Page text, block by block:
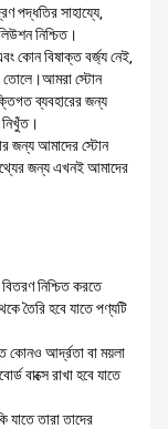
পদ্ধতির সাহায্যে,
নিশ্চিত।
কোন বিষাক্ত বর্জ্য নেই,
তোলে।আমরা স্টোন
ব্যবহারের জন্য
জন্য আমাদের স্টোন
জন্য এখনই আমাদের
নিশ্চিত করতে
তৈরি হবে যাতে পণ্যটি
কোনও আর্দ্রতা বা ময়লা
বাক্সে রাখা হবে যাতে
তারা তাদের